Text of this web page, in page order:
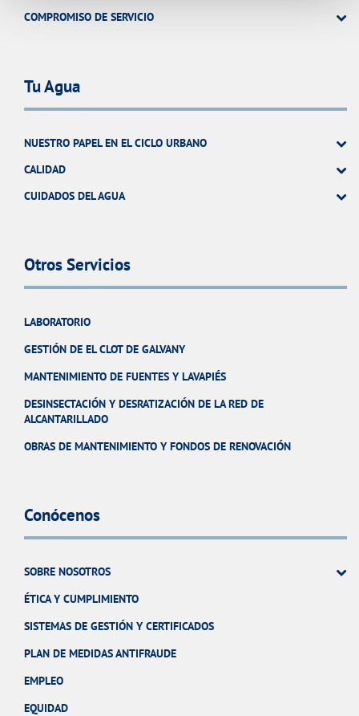
COMPROMISO DE SERVICIO
Tu Agua
NUESTRO PAPEL EN EL CICLO URBANO
CALIDAD
CUIDADOS DEL AGUA
Otros Servicios
LABORATORIO
GESTIÓN DE EL CLOT DE GALVANY
MANTENIMIENTO DE FUENTES Y LAVAPIÉS
DESINSECTACIÓN Y DESRATIZACIÓN DE LA RED DE
ALCANTARILLADO
OBRAS DE MANTENIMIENTO Y FONDOS DE RENOVACIÓN
Conócenos
SOBRE NOSOTROS
ÉTICA Y CUMPLIMIENTO
SISTEMAS DE GESTIÓN Y CERTIFICADOS
PLAN DE MEDIDAS ANTIFRAUDE
EMPLEO
EQUIDAD